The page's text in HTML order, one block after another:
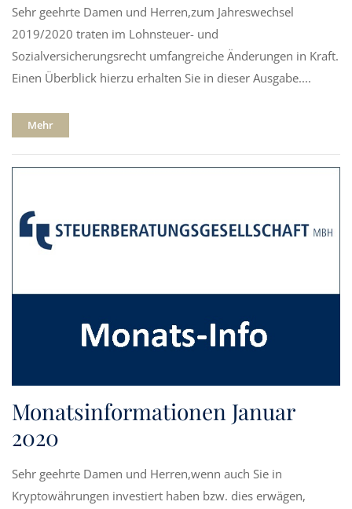
Sehr geehrte Damen und Herren,zum Jahreswechsel
2019/2020 traten im Lohnsteuer- und
Sozialversicherungsrecht umfangreiche Änderungen in Kraft.
Einen Überblick hierzu erhalten Sie in dieser Ausgabe....
Mehr
Monatsinformationen Januar
2020
Sehr geehrte Damen und Herren,wenn auch Sie in
Kryptowährungen investiert haben bzw. dies erwägen,